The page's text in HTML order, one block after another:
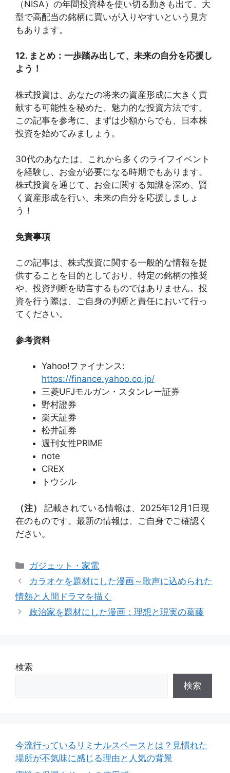
（NISA）の年間投資枠を使い切る動きも出て、大
型で高配当の銘柄に買いが入りやすいという見方
もあります。
12. まとめ：一歩踏み出して、未来の自分を応援し
よう！
株式投資は、あなたの将来の資産形成に大きく貢
献する可能性を秘めた、魅力的な投資方法です。
この記事を参考に、まずは少額からでも、日本株
投資を始めてみましょう。
30代のあなたは、これから多くのライフイベント
を経験し、お金が必要になる時期でもあります。
株式投資を通じて、お金に関する知識を深め、賢
く資産形成を行い、未来の自分を応援しましょ
う！
免責事項
この記事は、株式投資に関する一般的な情報を提
供することを目的としており、特定の銘柄の推奨
や、投資判断を助言するものではありません。投
資を行う際は、ご自身の判断と責任において行っ
てください。
参考資料
Yahoo!ファイナンス:
https://finance.yahoo.co.jp/
三菱UFJモルガン・スタンレー証券
野村證券
楽天証券
松井証券
週刊女性PRIME
note
CREX
トウシル
（注）
記載されている情報は、2025年12月1日現
在のものです。最新の情報は、ご自身でご確認く
ださい。
カ
テ
リ
ー
ガジェット・家電
カラオケを題材にした漫画～歌声に込められた
情熱と人間ドラマを描く
政治家を題材にした漫画：理想と現実の葛藤
検索
検索
今流行っているリミナルスペースとは？見慣れた
場所が不気味に感じる理由と人気の背景